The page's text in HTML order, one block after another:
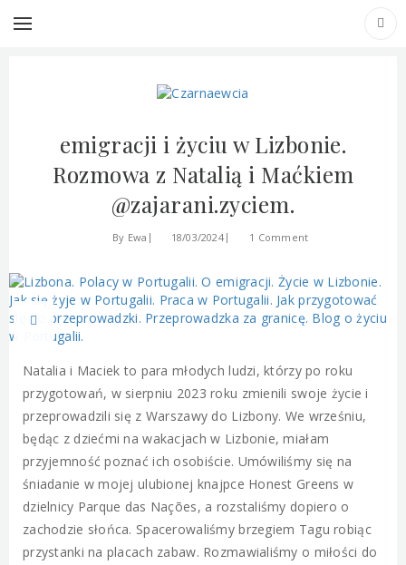
emigracji i życiu w Lizbonie.
Rozmowa z Natalią i Maćkiem
@zajarani.zyciem.
By Ewa 18/03/2024 1 Comment
Natalia i Maciek to para młodych ludzi, którzy po roku
przygotowań, w sierpniu 2023 roku zmienili swoje życie i
przeprowadzili się z Warszawy do Lizbony. We wrześniu,
będąc z dziećmi na wakacjach w Lizbonie, miałam
przyjemność poznać ich osobiście. Umówiliśmy się na
śniadanie w mojej ulubionej knajpce Honest Greens w
dzielnicy Parque das Nações, a rozstaliśmy dopiero o
zachodzie słońca. Spacerowaliśmy brzegiem Tagu robiąc
przystanki na placach zabaw. Rozmawialiśmy o miłości do